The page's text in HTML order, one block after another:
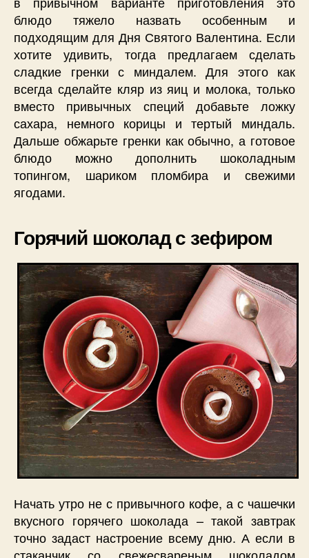
блюдо тяжело назвать особенным и
подходящим для Дня Святого Валентина. Если
хотите удивить, тогда предлагаем сделать
сладкие гренки с миндалем. Для этого как
всегда сделайте кляр из яиц и молока, только
вместо привычных специй добавьте ложку
сахара, немного корицы и тертый миндаль.
Дальше обжарьте гренки как обычно, а готовое
блюдо можно дополнить шоколадным
топингом, шариком пломбира и свежими
ягодами.
Горячий шоколад с зефиром
Начать утро не с привычного кофе, а с чашечки
вкусного горячего шоколада – такой завтрак
точно задаст настроение всему дню. А если в
стаканчик со свежесвареным шоколадом